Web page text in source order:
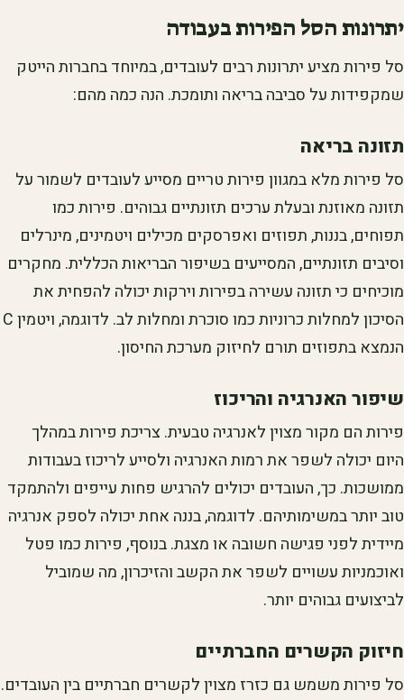
יתרונות הסל הפירות בעבודה
סל פירות מציע יתרונות רבים לעובדים, במיוחד בחברות הייטק
שמקפידות על סביבה בריאה ותומכת. הנה כמה מהם:
תזונה בריאה
סל פירות מלא במגוון פירות טריים מסייע לעובדים לשמור על
תזונה מאוזנת ובעלת ערכים תזונתיים גבוהים. פירות כמו
תפוחים, בננות, תפוזים ואפרסקים מכילים ויטמינים, מינרלים
וסיבים תזונתיים, המסייעים בשיפור הבריאות הכללית. מחקרים
מוכיחים כי תזונה עשירה בפירות וירקות יכולה להפחית את
הסיכון למחלות כרוניות כמו סוכרת ומחלות לב. לדוגמה, ויטמין C
הנמצא בתפוזים תורם לחיזוק מערכת החיסון.
שיפור האנרגיה והריכוז
פירות הם מקור מצוין לאנרגיה טבעית. צריכת פירות במהלך
היום יכולה לשפר את רמות האנרגיה ולסייע לריכוז בעבודות
ממושכות. כך, העובדים יכולים להרגיש פחות עייפים ולהתמקד
טוב יותר במשימותיהם. לדוגמה, בננה אחת יכולה לספק אנרגיה
מיידית לפני פגישה חשובה או מצגת. בנוסף, פירות כמו פטל
ואוכמניות עשויים לשפר את הקשב והזיכרון, מה שמוביל
לביצועים גבוהים יותר.
חיזוק הקשרים החברתיים
סל פירות משמש גם כזרז מצוין לקשרים חברתיים בין העובדים.